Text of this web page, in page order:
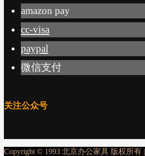
amazon pay
cc-visa
paypal
微信支付
关注公众号
Copyright © 1993 北京办公家具 版权所有 |